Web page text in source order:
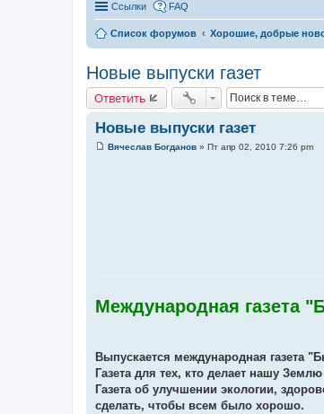
Ссылки FAQ
Список форумов Хорошие, добрые
Новые выпуски газет
Ответить
Новые выпуски газет
Вячеслав Богданов » Пт апр 02, 2010 7:26 pm
Международная газета
Выпускается международная газета
Газета для тех, кто делает нашу
Газета об улучшении экологии,
сделать, чтобы всем было хорошо.